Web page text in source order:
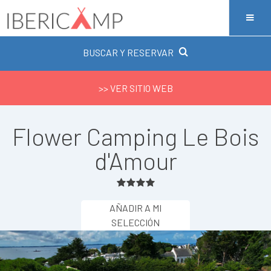
BUSCAR Y RESERVAR
>> VER SITIO WEB
Flower Camping Le Bois
d'Amour
AÑADIR A MI
SELECCIÓN